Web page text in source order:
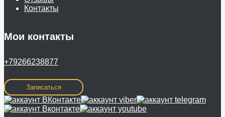
Контакты
Мои контакты
+79266238877
Записаться